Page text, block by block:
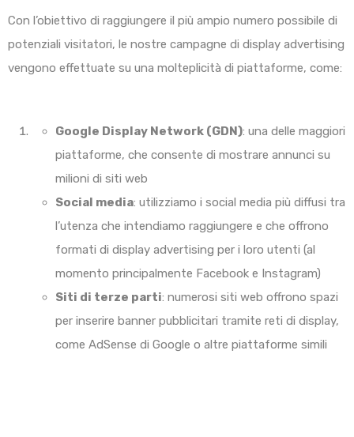
Con l’obiettivo di raggiungere il più ampio numero possibile di
potenziali visitatori, le nostre campagne di display advertising
vengono effettuate su una molteplicità di piattaforme, come:
Google Display Network (GDN): una delle maggiori
piattaforme, che consente di mostrare annunci su
milioni di siti web
Social media: utilizziamo i social media più diffusi tra
l’utenza che intendiamo raggiungere e che offrono
formati di display advertising per i loro utenti (al
momento principalmente Facebook e Instagram)
Siti di terze parti: numerosi siti web offrono spazi
per inserire banner pubblicitari tramite reti di display,
come AdSense di Google o altre piattaforme simili